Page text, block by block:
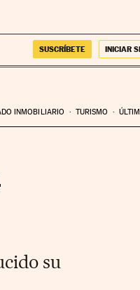
SUSCRÍBETE INICIAR
INMOBILIARIO TURISMO
su